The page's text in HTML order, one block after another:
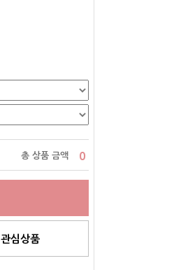
총 상품 금액 0
관심상품